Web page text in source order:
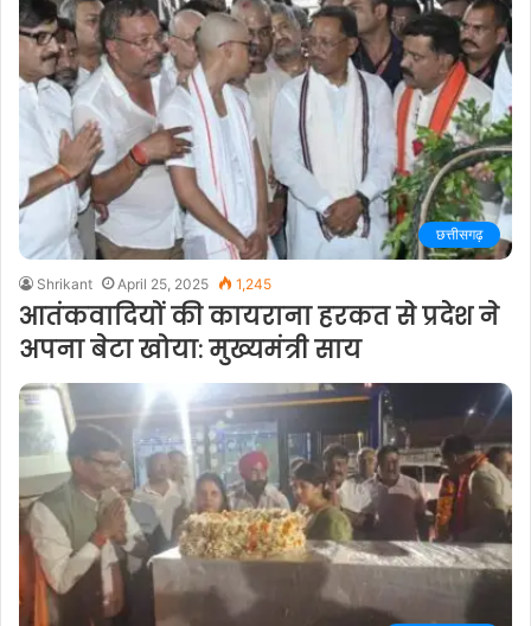
छत्तीसगढ़
Shrikant April 25, 2025 1,245
आतंकवादियों की कायराना हरकत से प्रदेश ने
अपना बेटा खोया: मुख्यमंत्री साय